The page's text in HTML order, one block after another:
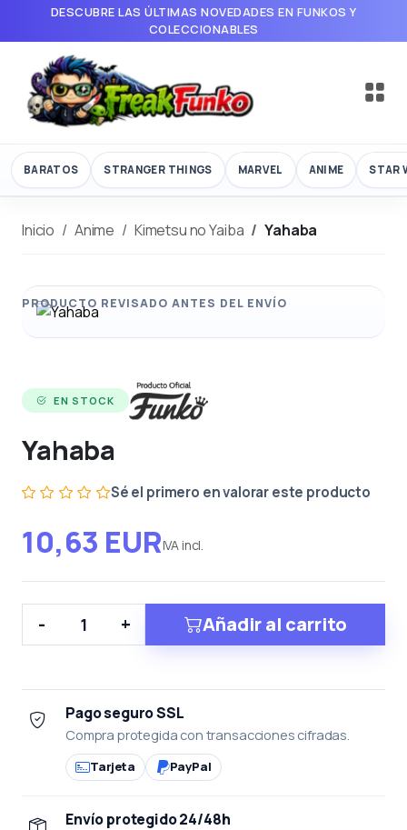
DESCUBRE LAS ÚLTIMAS NOVEDADES EN FUNKOS Y
COLECCIONABLES
BARATOS STRANGER THINGS MARVEL ANIME STAR
Inicio Anime Kimetsu no Yaiba Yahaba
EN STOCK
Yahaba
Sé el primero en valorar este producto
10,63 EURIVA incl.
- + Añadir al carrito
Pago seguro SSL
Compra protegida con transacciones cifradas.
Tarjeta PayPal
Envío protegido 24/48h